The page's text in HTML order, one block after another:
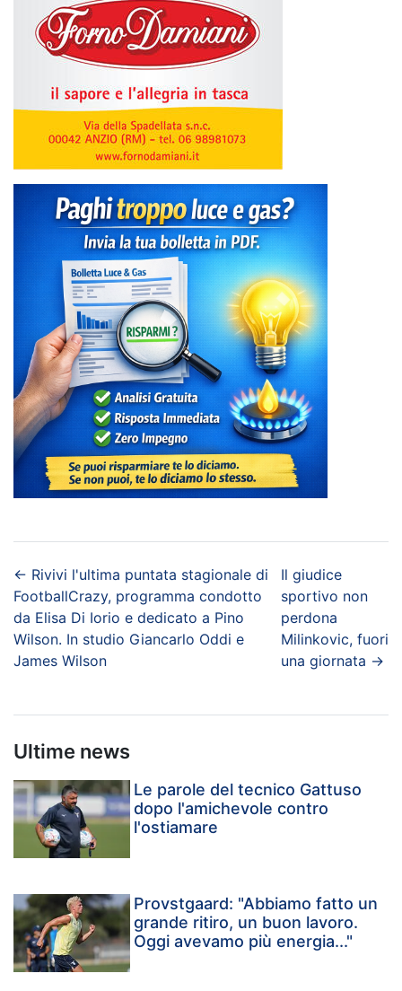
← Rivivi l'ultima puntata stagionale di
FootballCrazy, programma condotto
da Elisa Di Iorio e dedicato a Pino
Wilson. In studio Giancarlo Oddi e
James Wilson
Il giudice
sportivo non
perdona
Milinkovic, fuori
una giornata →
Ultime news
Le parole del tecnico Gattuso
dopo l'amichevole contro
l'ostiamare
Provstgaard: "Abbiamo fatto un
grande ritiro, un buon lavoro.
Oggi avevamo più energia..."